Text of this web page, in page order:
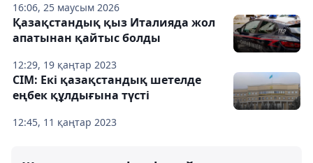
16:06, 25 маусым 2026
12:29, 19 қаңтар 2023
Қазақстандық қыз Италияда жол
апатынан қайтыс болды
12:45, 11 қаңтар 2023
СІМ: Екі қазақстандық шетелде
еңбек құлдығына түсті